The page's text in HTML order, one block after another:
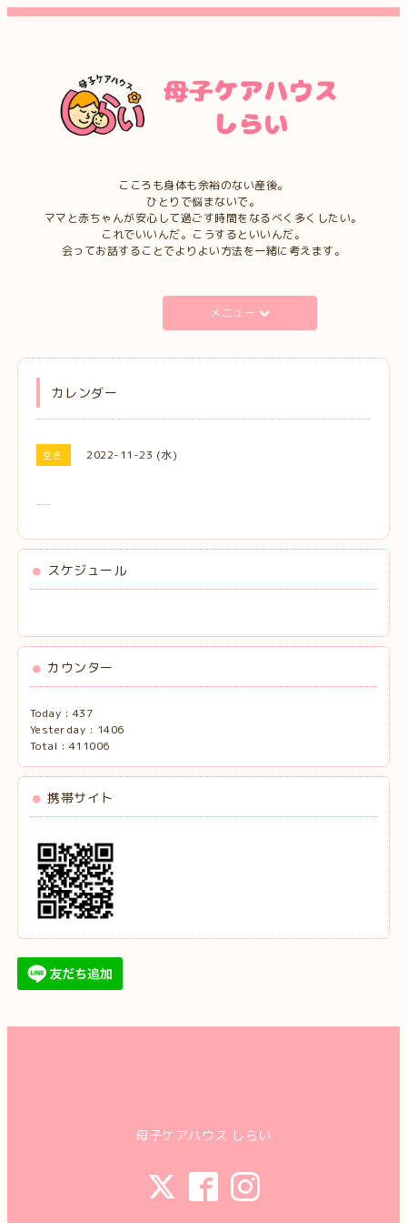
こころも身体も余裕のない産後。
ひとりで悩まないで。
ママと赤ちゃんが安心して過ごす時間をなるべく多くしたい。
これでいいんだ。こうするといいんだ。
会ってお話することでよりよい方法を一緒に考えます。
メニュー
カレンダー
空き 2022-11-23 (水)
スケジュール
カウンター
Today : 437
Yesterday : 1406
Total : 411006
携帯サイト
母子ケアハウス しらい